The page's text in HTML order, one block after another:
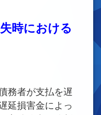
時における
務者が支払を遅
延損害金によっ